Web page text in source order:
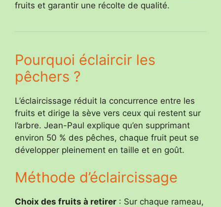
fruits et garantir une récolte de qualité.
Pourquoi éclaircir les
pêchers ?
L’éclaircissage réduit la concurrence entre les
fruits et dirige la sève vers ceux qui restent sur
l’arbre. Jean-Paul explique qu’en supprimant
environ 50 % des pêches, chaque fruit peut se
développer pleinement en taille et en goût.
Méthode d’éclaircissage
Choix des fruits à retirer : Sur chaque rameau,